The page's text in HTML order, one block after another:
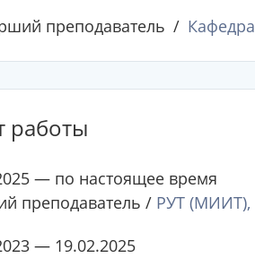
преподаватель
работы
— по настоящее время
преподаватель / РУТ (МИИТ),
— 19.02.2025